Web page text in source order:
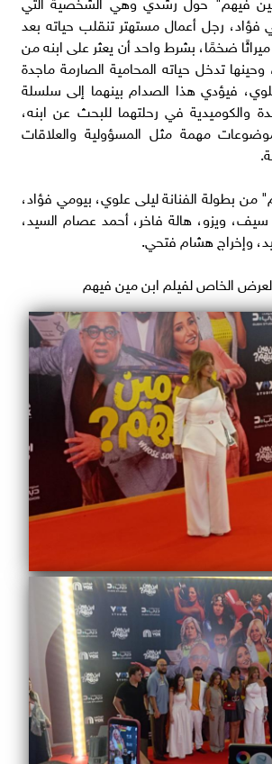
فؤاد، رجل أعمال مستهتر تنقلب حياته بعد
ضخمًا، بشرط واحد أن يعثر على ابنه من
وحينها تدخل حياته المحامية الصارمة ماجدة
فيؤدي هذا الصدام بينهما إلى سلسلة
والكوميدية في رحلتهما للبحث عن ابنه،
مهمة مثل المسؤولية والعلاقات
من بطولة الفنانة ليلى علوي، بيومي فؤاد،
ويزو، هالة فاخر، أحمد عصام السيد،
وإخراج هشام فتحي.